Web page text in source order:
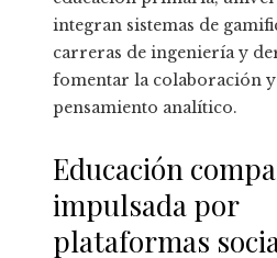
integran sistemas de
carreras de ingeniería y
fomentar la colaboración
pensamiento analítico.
Educación
impulsada por
plataformas